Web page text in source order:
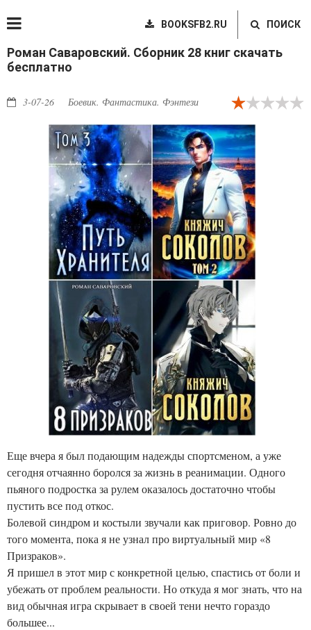
BOOKSFB2.RU ПОИСК
Роман Саваровский. Сборник 28 книг скачать
бесплатно
3-07-26 Боевик. Фантастика. Фэнтези
Еще вчера я был подающим надежды спортсменом, а уже
сегодня отчаянно боролся за жизнь в реанимации. Одного
пьяного подростка за рулем оказалось достаточно чтобы
пустить все под откос.
Болевой синдром и костыли звучали как приговор. Ровно до
того момента, пока я не узнал про виртуальный мир «8
Призраков».
Я пришел в этот мир с конкретной целью, спастись от боли и
убежать от проблем реальности. Но откуда я мог знать, что на
вид обычная игра скрывает в своей тени нечто гораздо
большее...